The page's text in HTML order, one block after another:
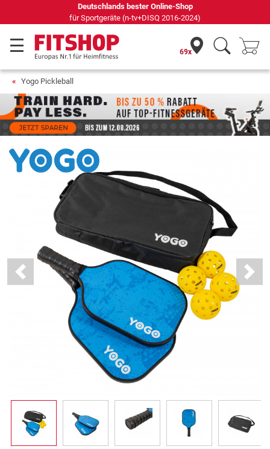
Deutschlands bester Online-Shop
für Sportgeräte (n-tv+DISQ 2016-2024)
69x
Yogo Pickleball
Previous Next